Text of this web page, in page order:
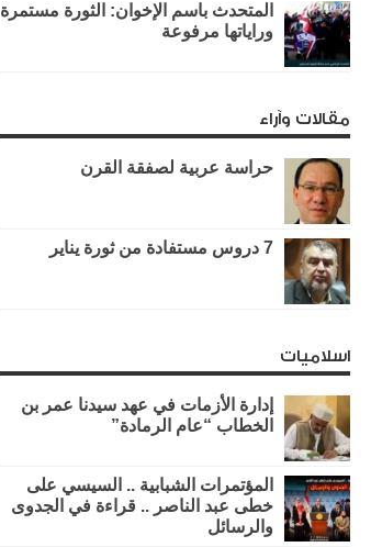
المتحدث باسم الإخوان: الثورة مستمرة
وراياتها مرفوعة
مقالات وآراء
حراسة عربية لصفقة القرن
7 دروس مستفادة من ثورة يناير
اسلاميات
إدارة الأزمات في عهد سيدنا عمر بن
الخطاب “عام الرمادة”
المؤتمرات الشبابية .. السيسي على
خطى عبد الناصر .. قراءة في الجدوى
والرسائل